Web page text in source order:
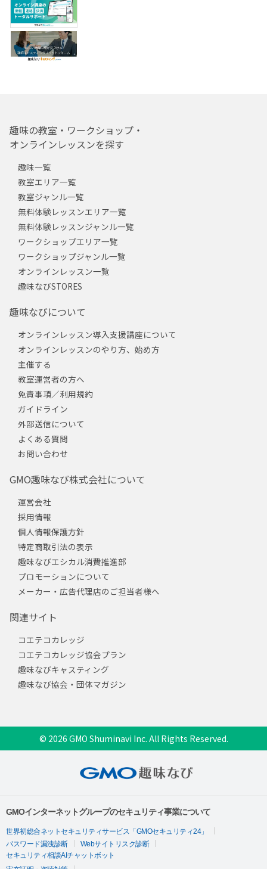
趣味の教室・ワークショップ・
オンラインレッスンを探す
趣味一覧
教室エリア一覧
教室ジャンル一覧
無料体験レッスンエリア一覧
無料体験レッスンジャンル一覧
ワークショップエリア一覧
ワークショップジャンル一覧
オンラインレッスン一覧
趣味なびSTORES
趣味なびについて
オンラインレッスン導入支援講座について
オンラインレッスンのやり方、始め方
主催する
教室運営者の方へ
免責事項／利用規約
ガイドライン
外部送信について
よくある質問
お問い合わせ
GMO趣味なび株式会社について
運営会社
採用情報
個人情報保護方針
特定商取引法の表示
趣味なびエシカル消費推進部
プロモーションについて
メーカー・広告代理店のご担当者様へ
関連サイト
コエテコカレッジ
コエテコカレッジ協会プラン
趣味なびキャスティング
趣味なび協会・団体マガジン
© 2026 GMO Shuminavi Inc. All Rights Reserved.